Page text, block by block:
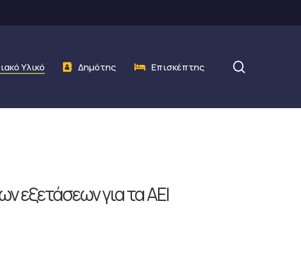
Υλικό Δημότης Επισκέπτης
εξετάσεων για τα ΑΕΙ